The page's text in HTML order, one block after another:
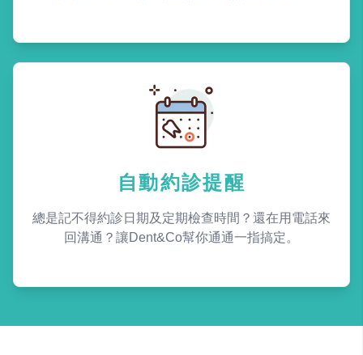
自動約診提醒
總是記不得約診日期及定期檢查時間？還在用電話來
回溝通？讓Dent&Co幫你通通一指搞定。